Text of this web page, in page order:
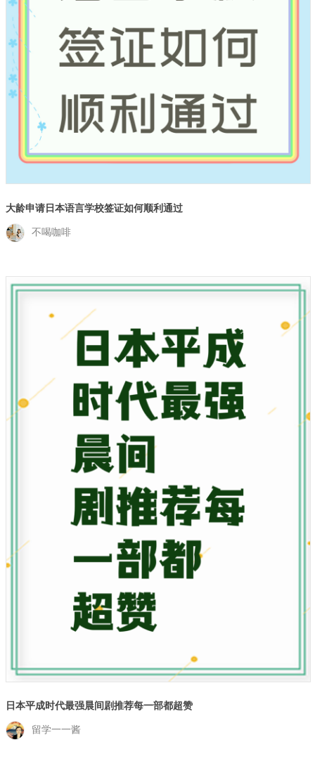
大龄申请日本语言学校签证如何顺利通过
不喝咖啡
日本平成时代最强晨间剧推荐每一部都超赞
留学一一酱